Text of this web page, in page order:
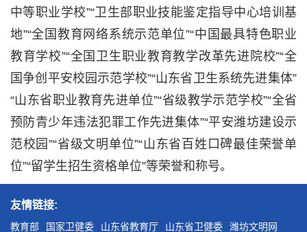
中等职业学校”“卫生部职业技能鉴定指导中心培训基
地”“全国教育网络系统示范单位”“中国最具特色职业
教育学校”“全国卫生职业教育教学改革先进院校”“全
国争创平安校园示范学校”“山东省卫生系统先进集体”
“山东省职业教育先进单位”“省级教学示范学校”“全省
预防青少年违法犯罪工作先进集体”“平安潍坊建设示
范校园”“省级文明单位”“山东省百姓口碑最佳荣誉单
位”“留学生招生资格单位”等荣誉和称号。
友情链接:
教育部 国家卫健委 山东省教育厅 山东省卫健委 潍坊文明网